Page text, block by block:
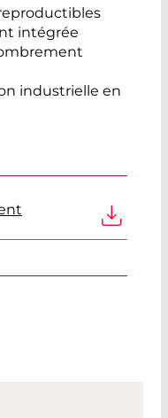
intégrée
industrielle en